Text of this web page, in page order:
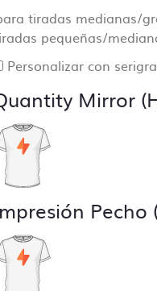
tiradas medianas/
pequeñas/
Personalizar con
Mirror
Pecho